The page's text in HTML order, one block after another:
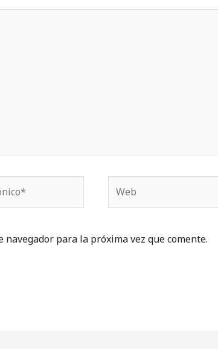
para la próxima vez que comente.